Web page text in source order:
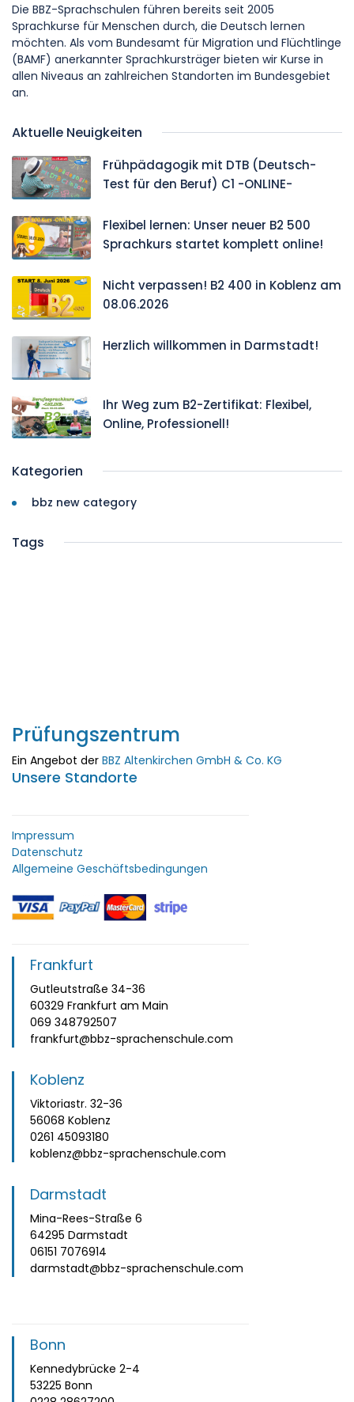
Die BBZ-Sprachschulen führen bereits seit 2005
Sprachkurse für Menschen durch, die Deutsch lernen
möchten. Als vom Bundesamt für Migration und Flüchtlinge
(BAMF) anerkannter Sprachkursträger bieten wir Kurse in
allen Niveaus an zahlreichen Standorten im Bundesgebiet
an.
Aktuelle Neuigkeiten
Frühpädagogik mit DTB (Deutsch-
Test für den Beruf) C1 -ONLINE-
Flexibel lernen: Unser neuer B2 500
Sprachkurs startet komplett online!
Nicht verpassen! B2 400 in Koblenz am
08.06.2026
Herzlich willkommen in Darmstadt!
Ihr Weg zum B2-Zertifikat: Flexibel,
Online, Professionell!
Kategorien
bbz new category
Tags
Prüfungszentrum
Ein Angebot der BBZ Altenkirchen GmbH & Co. KG
Unsere Standorte
Impressum
Datenschutz
Allgemeine Geschäftsbedingungen
Frankfurt
Gutleutstraße 34-36
60329 Frankfurt am Main
069 348792507
frankfurt@bbz-sprachenschule.com
Koblenz
Viktoriastr. 32-36
56068 Koblenz
0261 45093180
koblenz@bbz-sprachenschule.com
Darmstadt
Mina-Rees-Straße 6
64295 Darmstadt
06151 7076914
darmstadt@bbz-sprachenschule.com
Bonn
Kennedybrücke 2-4
53225 Bonn